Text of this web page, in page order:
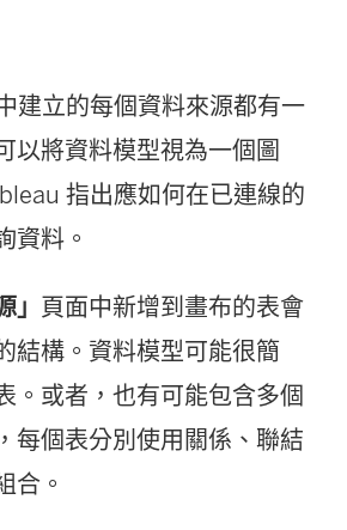
建立的每個資料來源都有一
以將資料模型視為一個圖
指出應如何在已連線的
資料。
」 頁面中新增到畫布的表會
結構。資料模型可能很簡
。或者，也有可能包含多個
每個表分別使用關係、聯結
合。